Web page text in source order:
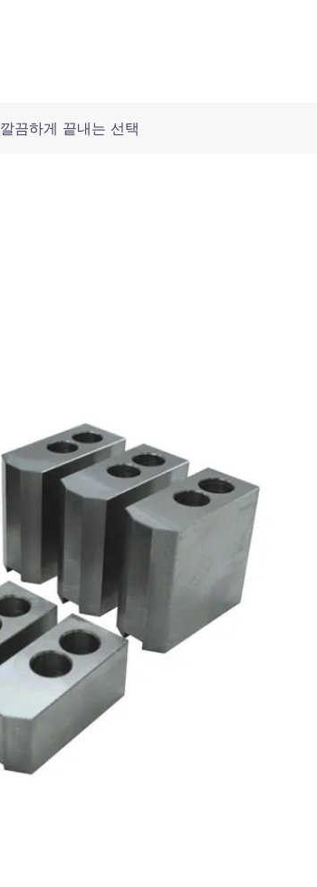
끔하게 끝내는 선택